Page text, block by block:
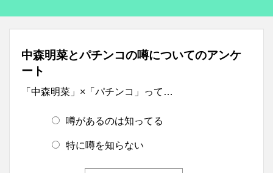
中森明菜とパチンコの噂についてのアンケ
ート
「中森明菜」×「パチンコ」って…
噂があるのは知ってる
特に噂を知らない